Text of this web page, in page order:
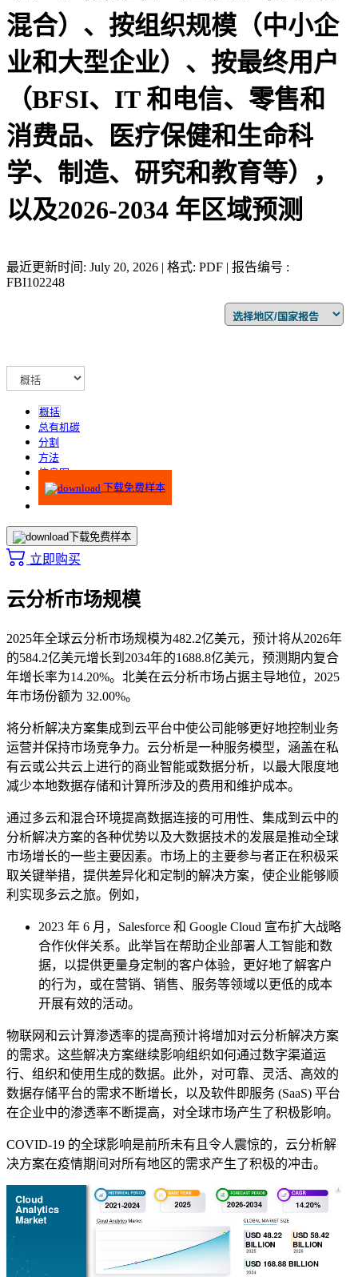
混合）、按组织规模（中小企
业和大型企业）、按最终用户
（BFSI、IT 和电信、零售和
消费品、医疗保健和生命科
学、制造、研究和教育等），
以及2026-2034 年区域预测
最近更新时间: July 20, 2026 | 格式: PDF | 报告编号 :
FBI102248
概括
总有机碳
分割
方法
信息图
下载免费样本
下载免费样本
立即购买
云分析市场规模
2025年全球云分析市场规模为482.2亿美元，预计将从2026年
的584.2亿美元增长到2034年的1688.8亿美元，预测期内复合
年增长率为14.20%。北美在云分析市场占据主导地位，2025
年市场份额为 32.00%。
将分析解决方案集成到云平台中使公司能够更好地控制业务
运营并保持市场竞争力。云分析是一种服务模型，涵盖在私
有云或公共云上进行的商业智能或数据分析，以最大限度地
减少本地数据存储和计算所涉及的费用和维护成本。
通过多云和混合环境提高数据连接的可用性、集成到云中的
分析解决方案的各种优势以及大数据技术的发展是推动全球
市场增长的一些主要因素。市场上的主要参与者正在积极采
取关键举措，提供差异化​​和定制的解决方案，使企业能够顺
利实现多云之旅。例如，
2023 年 6 月，Salesforce 和 Google Cloud 宣布扩大战略
合作伙伴关系。此举旨在帮助企业部署人工智能和数
据，以提供更量身定制的客户体验，更好地了解客户
的行为，或在营销、销售、服务等领域以更低的成本
开展有效的活动。
物联网和云计算渗透率的提高预计将增加对云分析解决方案
的需求。这些解决方案继续影响组织如何通过数字渠道运
行、组织和使用生成的数据。此外，对可靠、灵活、高效的
数据存储平台的需求不断增长，以及软件即服务 (SaaS) 平台
在企业中的渗透率不断提高，对全球市场产生了积极影响。
COVID-19 的全球影响是前所未有且令人震惊的，云分析解
决方案在疫情期间对所有地区的需求产生了积极的冲击。